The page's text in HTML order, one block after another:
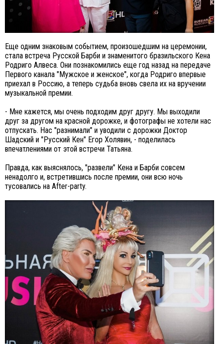
Еще одним знаковым событием, произошедшим на церемонии,
стала встреча Русской Барби и знаменитого бразильского Кена
Родриго Алвеса. Они познакомились еще год назад на передаче
Первого канала "Мужское и женское", когда Родриго впервые
приехал в Россию, а теперь судьба вновь свела их на вручении
музыкальной премии.
- Мне кажется, мы очень подходим друг другу. Мы выходили
друг за другом на красной дорожке, и фотографы не хотели нас
отпускать. Нас "разнимали" и уводили с дорожки Доктор
Шадский и "Русский Кен" Егор Холявин, - поделилась
впечатлениями от этой встречи Татьяна.
Правда, как выяснялось, "развели" Кена и Барби совсем
ненадолго и, встретившись после премии, они всю ночь
тусовались на After-party.